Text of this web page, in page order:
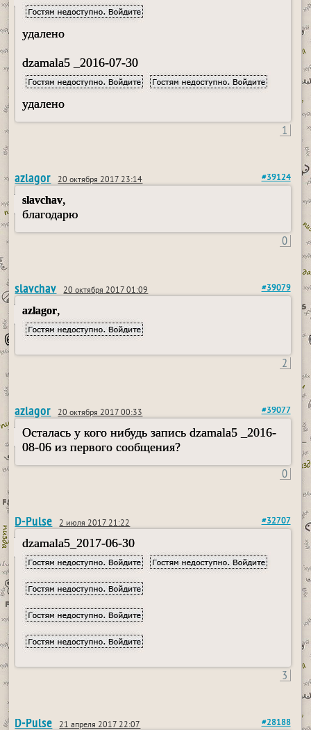
удалено
dzamala5 _2016-07-30
удалено
1
azlagor 20 октября 2017 23:14 #39124
slavchav,
благодарю
0
slavchav 20 октября 2017 01:09 #39079
azlagor,
2
azlagor 20 октября 2017 00:33 #39077
Осталась у кого нибудь запись dzamala5 _2016-
08-06 из первого сообщения?
0
D-Pulse 2 июля 2017 21:22 #32707
dzamala5_2017-06-30
3
D-Pulse 21 апреля 2017 22:07 #28188